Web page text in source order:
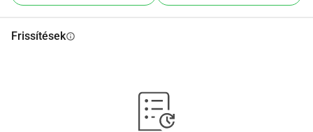
Frissítésekinfo